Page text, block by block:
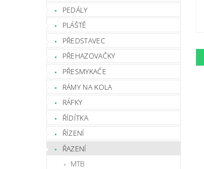
PEDÁLY
PLÁŠTĚ
PŘEDSTAVEC
PŘEHAZOVAČKY
PŘESMYKAČE
RÁMY NA KOLA
RÁFKY
ŘÍDÍTKA
ŘÍZENÍ
ŘAZENÍ
MTB